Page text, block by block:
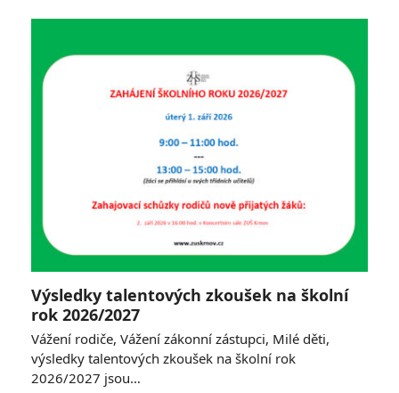
Výsledky talentových zkoušek na školní
rok 2026/2027
Vážení rodiče, Vážení zákonní zástupci, Milé děti,
výsledky talentových zkoušek na školní rok
2026/2027 jsou…